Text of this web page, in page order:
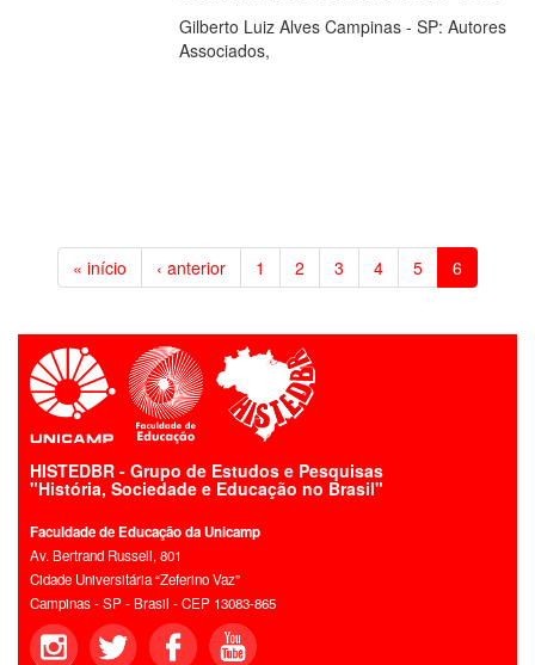
Gilberto Luiz Alves Campinas - SP: Autores
Associados,
« início ‹ anterior 1 2 3 4 5 6
HISTEDBR - Grupo de Estudos e Pesquisas
"História, Sociedade e Educação no Brasil"
Faculdade de Educação da Unicamp
Av. Bertrand Russell, 801
Cidade Universitária “Zeferino Vaz”
Campinas - SP - Brasil - CEP 13083-865